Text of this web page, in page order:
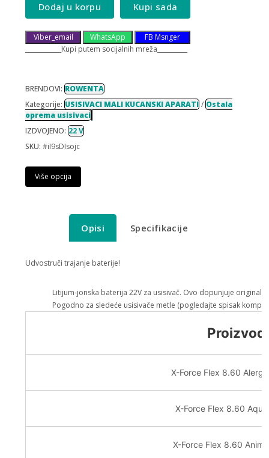
Dodaj u korpu Kupi sada
Viber_email WhatsApp
FB Msnger
____________Kupi putem socijalnih mreža__________
BRENDOVI: ROWENTA
Kategorije: USISIVACI MALI KUCANSKI APARATI / Ostala
oprema usisivaci
IZDVOJENO: 22 V
SKU: #iI9sDIsojc
Više opcija
Opisi Specifikacije
Udvostruči trajanje baterije!
Litijum-jonska baterija 22V za usisivač. Ovo dopunjuje
Pogodno za sledeće usisivače metle (pogledajte spisak
Proizvod
X-Force Flex 8.60
X-Force Flex 8.60
X-Force Flex 8.60